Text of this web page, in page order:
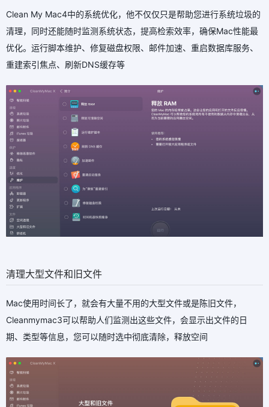
Clean My Mac4中的系统优化，他不仅仅只是帮助您进行系统垃圾的
清理，同时还能随时监测系统状态，提高检索效率，确保Mac性能最
优化。运行脚本维护、修复磁盘权限、邮件加速、重启数据库服务、
重建索引焦点、刷新DNS缓存等
清理大型文件和旧文件
Mac使用时间长了，就会有大量不用的大型文件或是陈旧文件，
Cleanmymac3可以帮助人们监测出这些文件，会显示出文件的日
期、类型等信息，您可以随时选中彻底清除，释放空间